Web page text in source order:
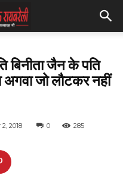
बिनीता जैन के पति
अगवा जो लौटकर नहीं
2018 0 285